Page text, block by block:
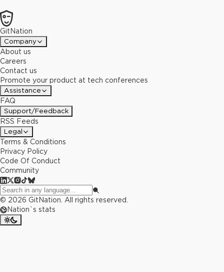
GitNation
Company
About us
Careers
Contact us
Promote your product at tech conferences
Assistance
FAQ
Support/Feedback
RSS Feeds
Legal
Terms & Conditions
Privacy Policy
Code Of Conduct
Community
© 2026 GitNation. All rights reserved.
Nation`s stats